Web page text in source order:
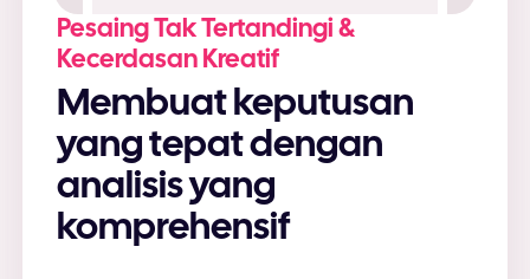
Pesaing Tak Tertandingi &
Kecerdasan Kreatif
Membuat keputusan
yang tepat dengan
analisis yang
komprehensif